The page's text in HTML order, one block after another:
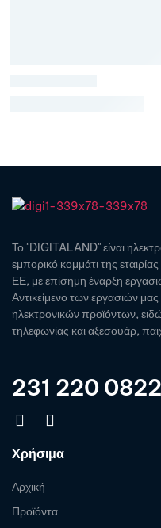
Το "DIGITALAND" είναι
εμπορικό κομμάτι της
ΕΕ, με επίσημη έναρξη
Αντικείμενο των εργασιών
ηλεκτρονικών προϊόντων,
τηλεφωνίας και αξεσουάρ,
231 220 0822
Χρήσιμα
Αρχική
Προϊόντα